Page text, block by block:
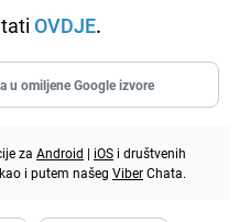
OVDJE.
u omiljene Google izvore
za Android | iOS i društvenih
i putem našeg ViberChata.